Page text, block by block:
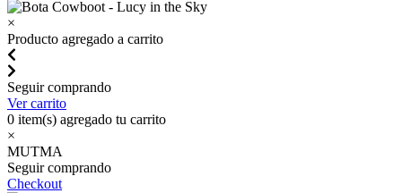
×
Producto agregado a carrito
Seguir comprando
Ver carrito
0 item(s) agregado tu carrito
×
MUTMA
Seguir comprando
Checkout